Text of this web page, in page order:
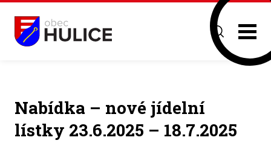
Nabídka – nové jídelní
lístky 23.6.2025 – 18.7.2025